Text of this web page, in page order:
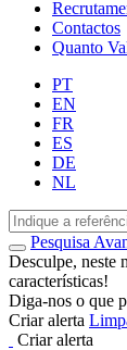
Contactos
Quanto
PT
EN
FR
ES
DE
NL
Pesquisa
Desculpe, neste
características!
Diga-nos o que
Criar alerta
Criar alerta